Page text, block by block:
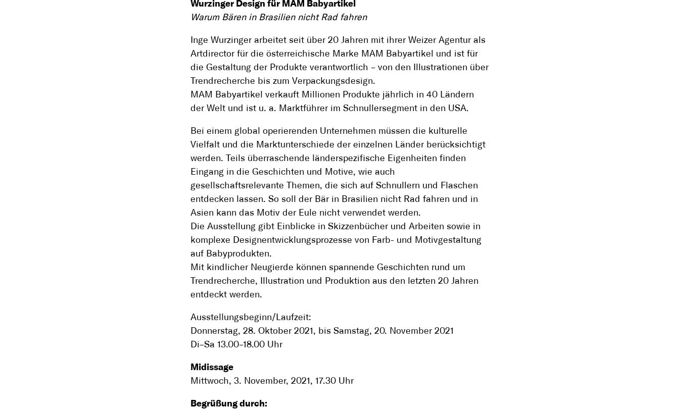
Wurzinger Design für MAM Babyartikel
Warum Bären in Brasilien nicht Rad fahren
Inge Wurzinger arbeitet seit über 20 Jahren mit ihrer Weizer Agentur als
Artdirector für die österreichische Marke MAM Babyartikel und ist für
die Gestaltung der Produkte verantwortlich – von den Illustrationen über
Trendrecherche bis zum Verpackungsdesign.
MAM Babyartikel verkauft Millionen Produkte jährlich in 40 Ländern
der Welt und ist u. a. Marktführer im Schnullersegment in den USA.
Bei einem global operierenden Unternehmen müssen die kulturelle
Vielfalt und die Marktunterschiede der einzelnen Länder berücksichtigt
werden. Teils überraschende länderspezifische Eigenheiten finden
Eingang in die Geschichten und Motive, wie auch
gesellschaftsrelevante Themen, die sich auf Schnullern und Flaschen
entdecken lassen. So soll der Bär in Brasilien nicht Rad fahren und in
Asien kann das Motiv der Eule nicht verwendet werden.
Die Ausstellung gibt Einblicke in Skizzenbücher und Arbeiten sowie in
komplexe Designentwicklungsprozesse von Farb- und Motivgestaltung
auf Babyprodukten.
Mit kindlicher Neugierde können spannende Geschichten rund um
Trendrecherche, Illustration und Produktion aus den letzten 20 Jahren
entdeckt werden.
Ausstellungsbeginn/Laufzeit:
Donnerstag, 28. Oktober 2021, bis Samstag, 20. November 2021
Di–Sa 13.00–18.00 Uhr
Midissage
Mittwoch, 3. November, 2021, 17.30 Uhr
Begrüßung durch: